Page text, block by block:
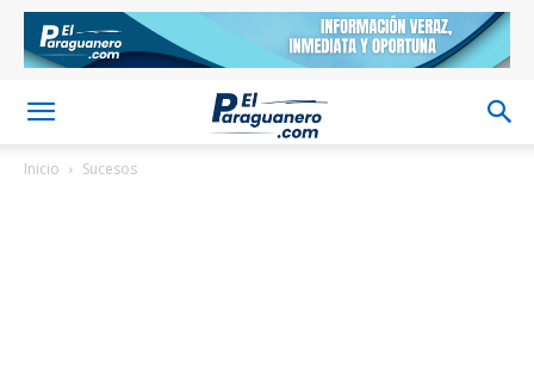
Inicio Sucesos